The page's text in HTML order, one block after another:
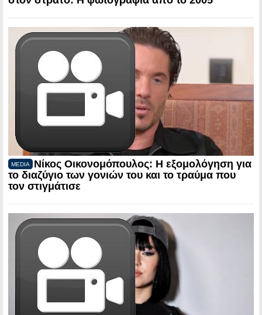
MEDIA
Νίκος Οικονομόπουλος: Η εξομολόγηση για
το διαζύγιο των γονιών του και το τραύμα που
τον στιγμάτισε